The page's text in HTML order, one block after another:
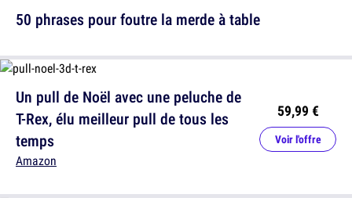
50 phrases pour foutre la merde à table
Un pull de Noël avec une peluche de
T-Rex, élu meilleur pull de tous les
temps
Amazon
59,99 €
Voir l'offre